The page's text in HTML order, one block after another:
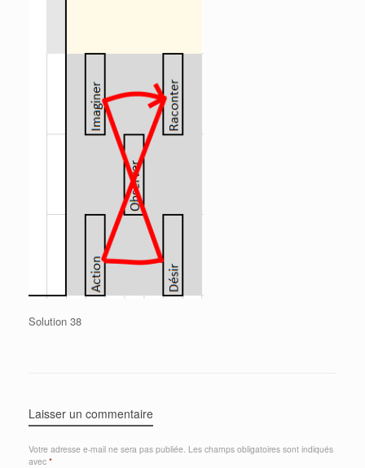
Solution 38
Laisser un commentaire
Votre adresse e-mail ne sera pas publiée. Les champs obligatoires sont indiqués
avec *